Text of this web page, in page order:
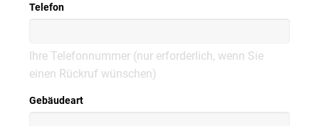
Telefon
Ihre Telefonnummer (nur erforderlich, wenn Sie
einen Rückruf wünschen)
Gebäudeart